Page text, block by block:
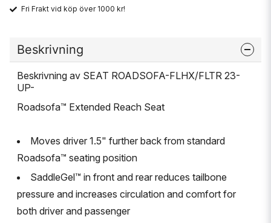
Fri Frakt vid köp över 1000 kr!
Beskrivning
Beskrivning av SEAT ROADSOFA-FLHX/FLTR 23-
UP-
Roadsofa™ Extended Reach Seat
Moves driver 1.5" further back from standard
Roadsofa™ seating position
SaddleGel™ in front and rear reduces tailbone
pressure and increases circulation and comfort for
both driver and passenger